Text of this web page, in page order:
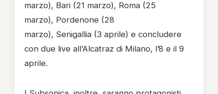
marzo), Bari (21 marzo), Roma (25
marzo), Pordenone (28
marzo), Senigallia (3 aprile) e concludere
con due live all’Alcatraz di Milano, l’8 e il 9
aprile.